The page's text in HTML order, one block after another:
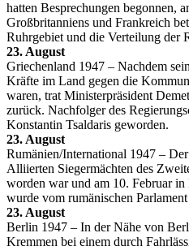
hatten Besprechungen begonnen,
Großbritanniens und Frankreich
Ruhrgebiet und die Verteilung der
23. August
Griechenland 1947 – Nachdem
Kräfte im Land gegen die
waren, trat Ministerpräsident
zurück. Nachfolger des
Konstantin Tsaldaris geworden.
23. August
Rumänien/International 1947 –
Alliierten Siegermächten des
worden war und am 10. Februar
wurde vom rumänischen
23. August
Berlin 1947 – In der Nähe von
Kremmen bei einem durch